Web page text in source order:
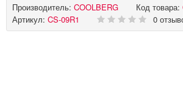
Производитель: COOLBERG Код товара:
Артикул: CS-09R1 0